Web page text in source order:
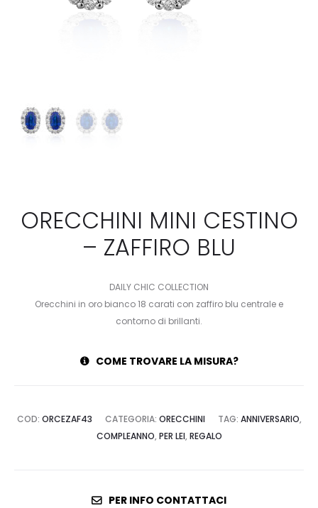
ORECCHINI MINI CESTINO
– ZAFFIRO BLU
DAILY CHIC COLLECTION
Orecchini in oro bianco 18 carati con zaffiro blu centrale e
contorno di brillanti.
COME TROVARE LA MISURA?
COD: ORCEZAF43 CATEGORIA: ORECCHINI TAG: ANNIVERSARIO,
COMPLEANNO, PER LEI, REGALO
PER INFO CONTATTACI